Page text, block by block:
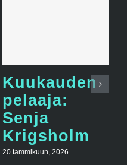
Kuukauden
pelaaja:
Senja
Krigsholm
20 tammikuun, 2026